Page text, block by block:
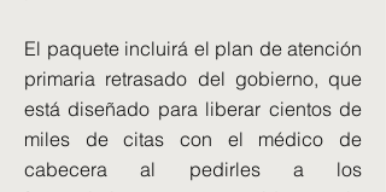
El paquete incluirá el plan de atención
primaria retrasado del gobierno, que
está diseñado para liberar cientos de
miles de citas con el médico de
cabecera al pedirles a los